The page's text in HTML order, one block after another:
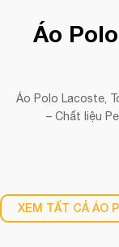
Áo
Áo Polo Lacoste,
– Chất liệu
XEM TẤT CẢ ÁO